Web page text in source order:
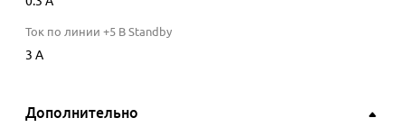
Ток по линии +5 В Standby
3 A
Дополнительно